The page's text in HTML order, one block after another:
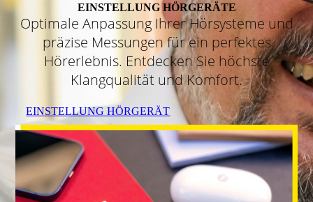
EINSTELLUNG HÖRGERÄTE
Optimale Anpassung Ihrer Hörsysteme und
präzise Messungen für ein perfektes
Hörerlebnis. Entdecken Sie höchste
Klangqualität und Komfort.
EINSTELLUNG HÖRGERÄT